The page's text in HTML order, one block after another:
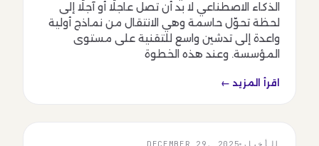
الذكاء الاصطناعي لا بد أن تصل عاجلًا أو آجلًا إلى
لحظة تحوّل حاسمة وهي الانتقال من نماذج أولية
واعدة إلى تدشين واسع للتقنية على مستوى
المؤسسة. وعند هذه الخطوة
اقرأ المزيد ←
الأخبار DECEMBER 29, 2025